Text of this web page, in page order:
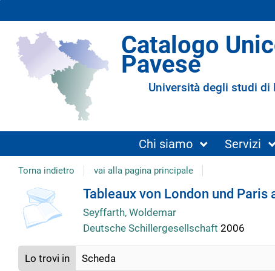
Catalogo
Pavese
Università degli studi di
Chi siamo Servizi
Torna indietro vai alla pagina principale
Dettaglio
del
documento
Tableaux von London und Paris
Seyffarth, Woldemar
Deutsche Schillergesellschaft 2006
Lo trovi in Scheda